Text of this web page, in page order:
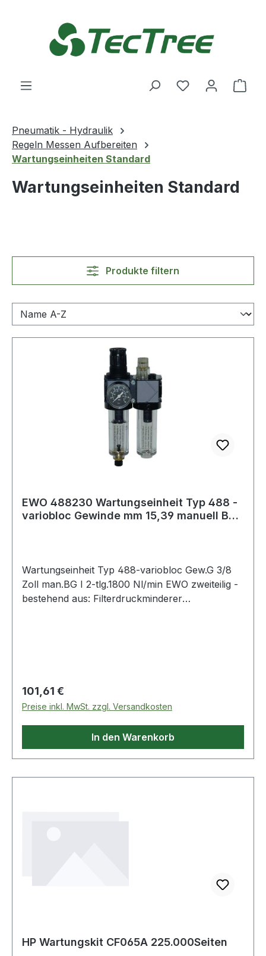
Du hast 0
Pneumatik - Hydraulik
Regeln Messen Aufbereiten
Wartungseinheiten Standard
Wartungseinheiten Standard
Produkte filtern
EWO 488230 Wartungseinheit Typ 488 -
variobloc Gewinde mm 15,39 manuell BG I
Wartungseinheit Typ 488-variobloc Gew.G 3/8
Zoll man.BG I 2-tlg.1800 Nl/min EWO zweiteilig -
bestehend aus: Filterdruckminderer
Regulärer Preis:
101,61 €
Preise inkl. MwSt. zzgl. Versandkosten
In den Warenkorb
HP Wartungskit CF065A 225.000Seiten